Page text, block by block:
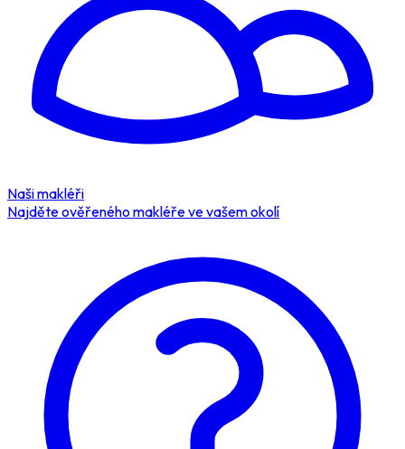
Naši makléři
Najděte ověřeného makléře ve vašem okolí